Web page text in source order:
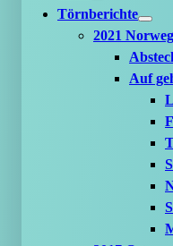
Törnberichte
2021
Auf